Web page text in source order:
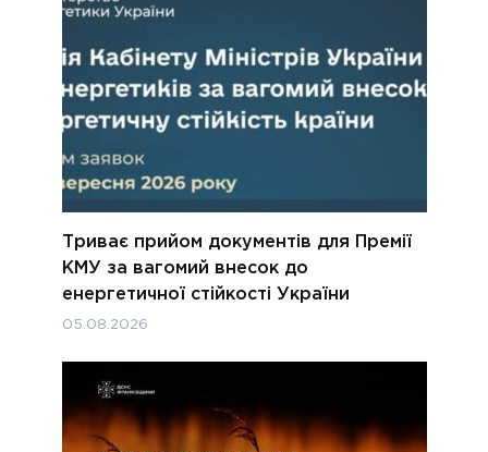
Триває прийом документів для Премії
КМУ за вагомий внесок до
енергетичної стійкості України
05.08.2026